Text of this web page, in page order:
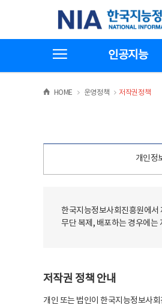
기
한국지능정보사회진흥원
인공지능
HOME >운영정책 >
저작권정책
개인정
한국지능정보사회진흥원에서
무단 복제, 배포하는 경우에는
저작권 정책 안내
개인 또는 법인이 한국지능정보사